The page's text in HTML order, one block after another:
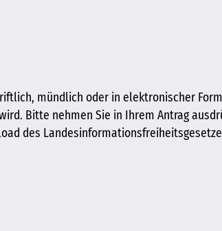
mündlich oder in elektronischer
Bitte nehmen Sie in Ihrem Antrag
des